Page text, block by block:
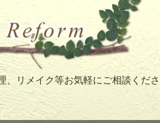
、リメイク等お気軽にご相談くださ